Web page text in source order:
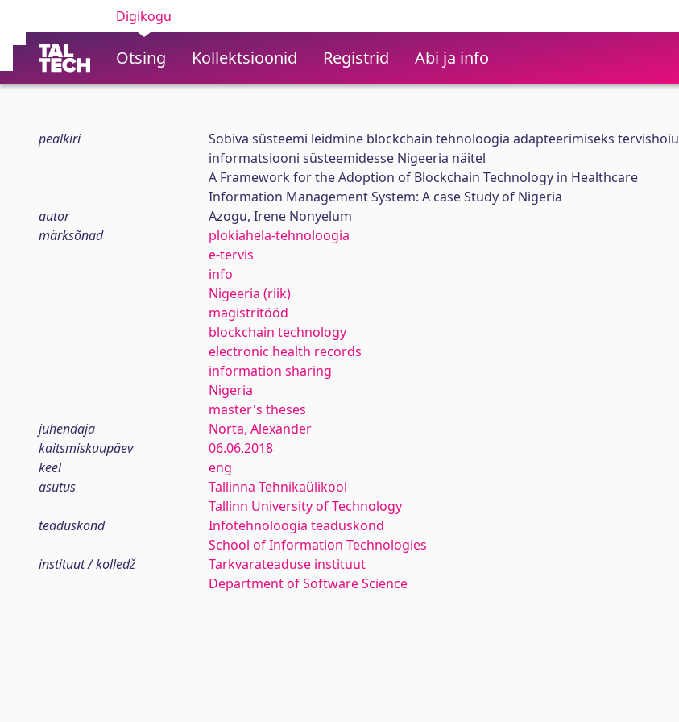
Digikogu
Otsing Kollektsioonid Registrid Abi ja info
pealkiri
Sobiva süsteemi leidmine blockchain tehnoloogia adapteerimiseks tervishoiu
informatsiooni süsteemidesse Nigeeria näitel
A Framework for the Adoption of Blockchain Technology in Healthcare
Information Management System: A case Study of Nigeria
autor
Azogu, Irene Nonyelum
märksõnad
plokiahela-tehnoloogia
e-tervis
info
Nigeeria (riik)
magistritööd
blockchain technology
electronic health records
information sharing
Nigeria
master's theses
juhendaja
Norta, Alexander
kaitsmiskuupäev
06.06.2018
keel
eng
asutus
Tallinna Tehnikaülikool
Tallinn University of Technology
teaduskond
Infotehnoloogia teaduskond
School of Information Technologies
instituut / kolledž
Tarkvarateaduse instituut
Department of Software Science